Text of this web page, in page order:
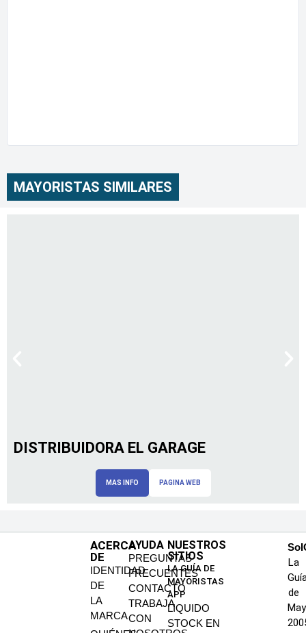
MAYORISTAS SIMILARES
DISTRIBUIDORA EL GARAGE
MAS INFO PAGINA WEB
ACERCA
DE
IDENTIDAD
DE
LA
MARCA
AYUDA
PREGUNTAS
FRECUENTES
CONTACTO
TRABAJA
CON
NUESTROS
SITIOS
LA GUÍA DE
MAYORISTAS
APP
LIQUIDO
STOCK EN
La
de